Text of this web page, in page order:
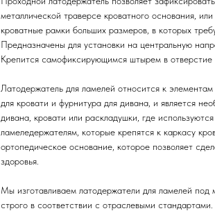
металлической траверсе кроватного основания,
кроватные рамки больших размеров, в которых
Предназначены для установки на центральную
Крепится самофиксирующимся штырем в отверстие
Латодержатель для ламелей относится к
для кровати и фурнитура для дивана, и является
дивана, кровати или раскладушки, где
ламеледержателям, которые крепятся к каркасу
ортопедическое основание, которое позволяет
здоровья.
Мы изготавливаем латодержатели для ламелей под
строго в соответствии с отраслевыми